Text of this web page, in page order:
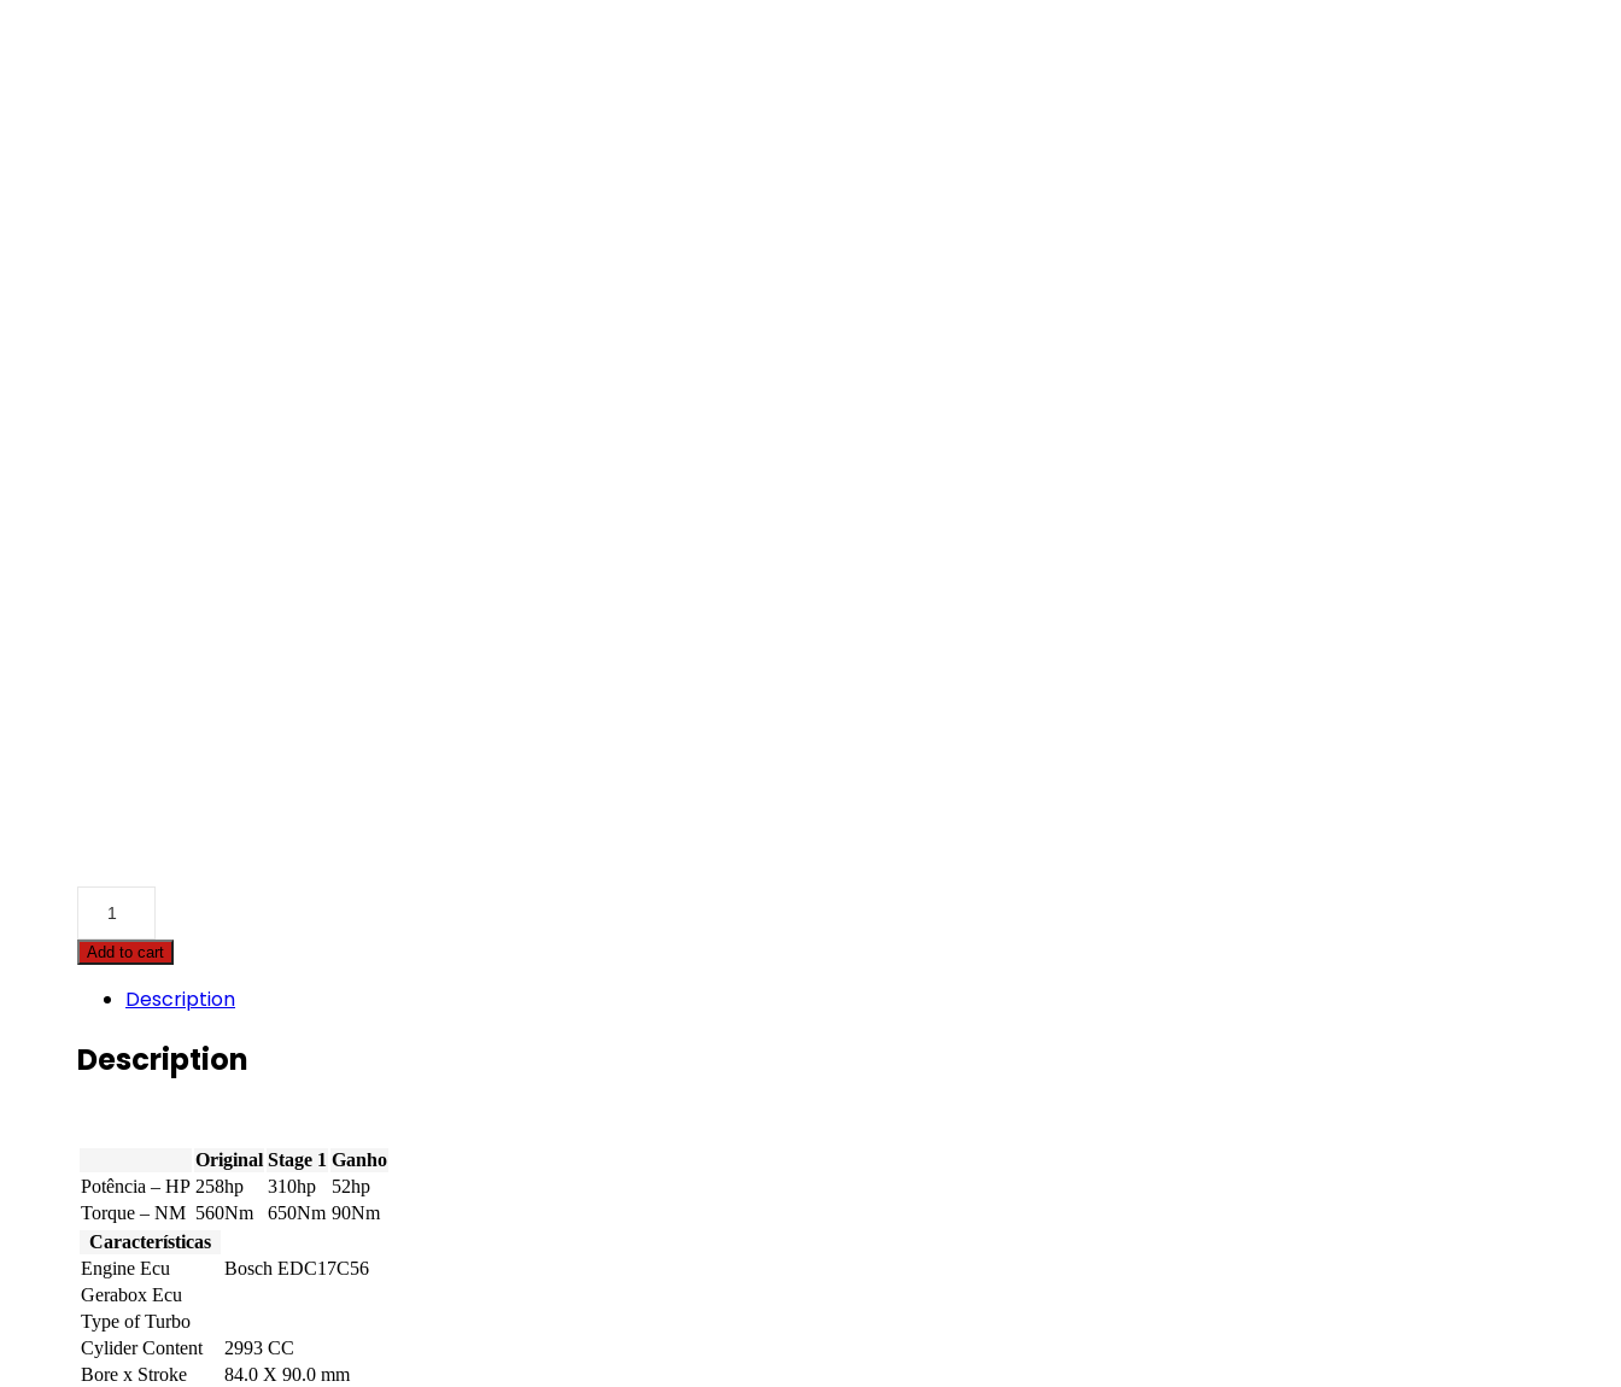
3
serie
258hp
quantity
Add to cart
Description
Description
Original Stage 1 Ganho
Potência – HP 258hp 310hp
52hp
Torque – NM 560Nm 650Nm 90Nm
Características
Engine Ecu
Bosch EDC17C56
Gerabox Ecu
Type of Turbo
Cylider Content
2993 CC
Bore x Stroke
84.0 X 90.0 mm